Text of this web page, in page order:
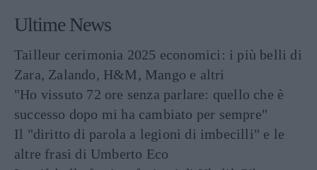
Ultime News
Tailleur cerimonia 2025 economici: i più belli di
Zara, Zalando, H&M, Mango e altri
"Ho vissuto 72 ore senza parlare: quello che è
successo dopo mi ha cambiato per sempre"
Il "diritto di parola a legioni di imbecilli" e le
altre frasi di Umberto Eco